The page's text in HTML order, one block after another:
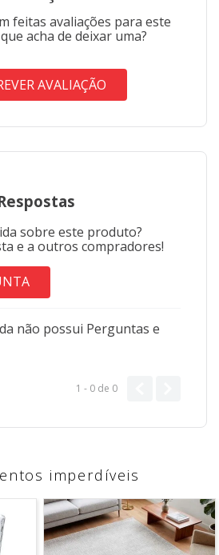
feitas avaliações para este
acha de deixar uma?
AVALIAÇÃO
sobre este produto?
e a outros compradores!
não possui Perguntas e
1 - 0 de 0
imperdíveis